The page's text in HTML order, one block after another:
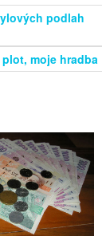
podlah
plot, moje hradba